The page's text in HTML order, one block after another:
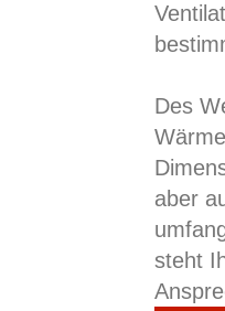
Des
aber
steht